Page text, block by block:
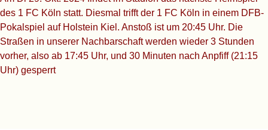
des 1 FC Köln statt. Diesmal trifft der 1 FC Köln in einem DFB-
Pokalspiel auf Holstein Kiel. Anstoß ist um 20:45 Uhr. Die
Straßen in unserer Nachbarschaft werden wieder 3 Stunden
vorher, also ab 17:45 Uhr, und 30 Minuten nach Anpfiff (21:15
Uhr) gesperrt